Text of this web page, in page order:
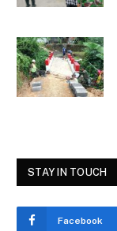
STAY IN TOUCH
Facebook